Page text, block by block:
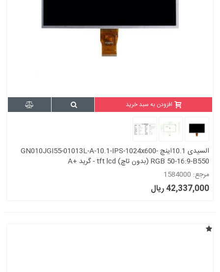
افزودن به سبد خرید
السیدی 10.1اینچ GN010JGI55-01013L-A-10.1-IPS-1024x600-
RGB 50-16:9-B550 (بدون تاچ) tft lcd - گرید +A
مرجع: 1584000
42,337,000 ریال